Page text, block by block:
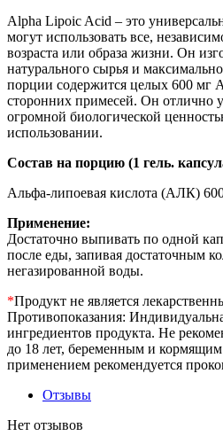
Alpha Lipoic Acid – это
могут использовать все,
возраста или образа жизни. Он
натурального сырья и
порции содержится целых 600 мг
сторонних примесей. Он отлично
огромной биологической
использовании.
Состав на порцию (1 гель.
Альфа-липоевая кислота (АЛК)
Применение:
Достаточно выпивать по одной
после еды, запивая достаточным
негазированной воды.
*Продукт не является
Противопоказания:
ингредиентов продукта. Не
до 18 лет, беременным и
применением рекомендуется
Отзывы
Нет отзывов